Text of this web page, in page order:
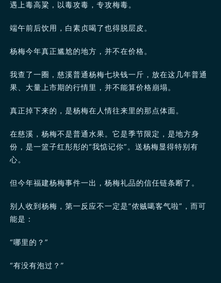
遇上毒高粱，以毒攻毒，专攻梅毒。
端午前后饮用，白素贞喝了也得脱层皮。
杨梅今年真正尴尬的地方，并不在价格。
我查了一圈，慈溪普通杨梅七块钱一斤，放在这几年普通
果、大量上市期的行情里，并不能算价格崩塌。
真正掉下来的，是杨梅在人情往来里的那点体面。
在慈溪，杨梅不是普通水果。它是季节限定，是地方身
份，是一篮子红彤彤的“我惦记你”。送杨梅显得特别有
心。
但今年福建杨梅事件一出，杨梅礼品的信任链条断了。
别人收到杨梅，第一反应不一定是“侬贼噶客气啦”，而可
能是：
“哪里的？”
“有没有泡过？”